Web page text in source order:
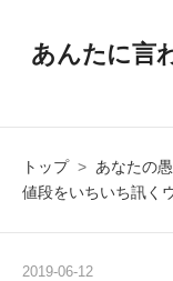
あんたに言
トップ > あなたの
値段をいちいち訊く
2019-06-12